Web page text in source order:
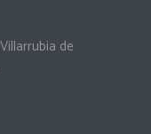
Villarrubia de